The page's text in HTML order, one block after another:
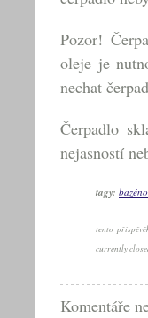
Pozor!
oleje je
nechat
Čerpadlo
nejasností
tagy:
tento
currently
Komentáře